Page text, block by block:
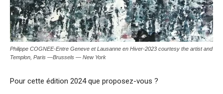
Philippe COGNEE-Entre Geneve et Lausanne en Hiver-2023 courtesy the artist and
Templon, Paris —Brussels — New York
Pour cette édition 2024 que proposez-vous ?